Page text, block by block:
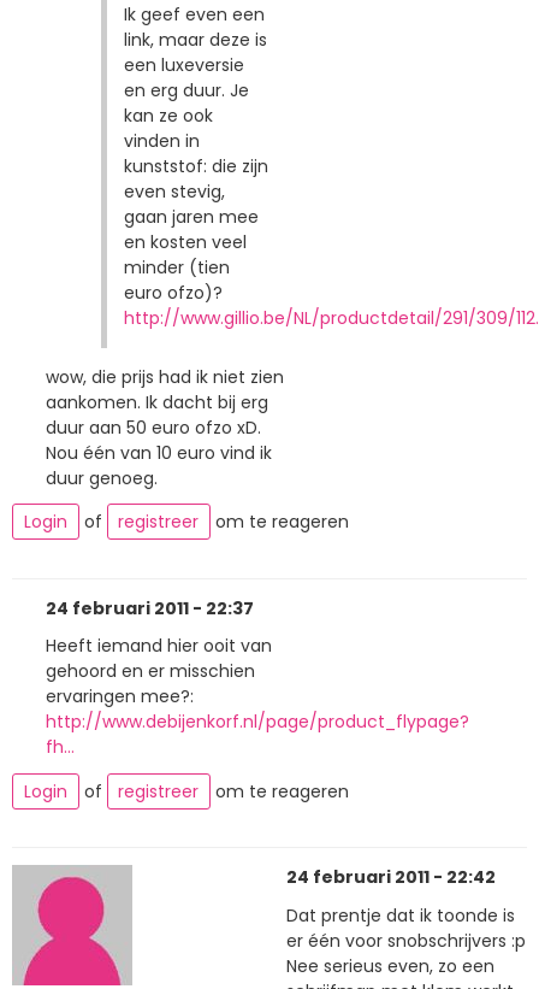
Ik geef even een
link, maar deze is
een luxeversie
en erg duur. Je
kan ze ook
vinden in
kunststof: die zijn
even stevig,
gaan jaren mee
en kosten veel
minder (tien
euro ofzo)?
http://www.gillio.be/NL/productdetail/291/309/
wow, die prijs had ik niet zien
aankomen. Ik dacht bij erg
duur aan 50 euro ofzo xD.
Nou één van 10 euro vind ik
duur genoeg.
Login
of registreer om te reageren
24 februari 2011 - 22:37
Heeft iemand hier ooit van
gehoord en er misschien
ervaringen mee?:
http://www.debijenkorf.nl/page/product_flypage?
fh…
Login
of registreer om te reageren
24 februari 2011 - 22:42
Dat prentje dat ik toonde is
er één voor snobschrijvers :p
Nee serieus even, zo een